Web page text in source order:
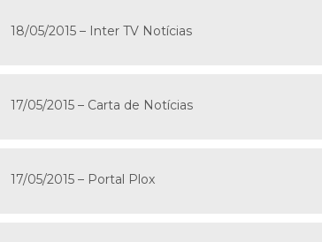
18/05/2015 – Inter TV Notícias
17/05/2015 – Carta de Notícias
17/05/2015 – Portal Plox